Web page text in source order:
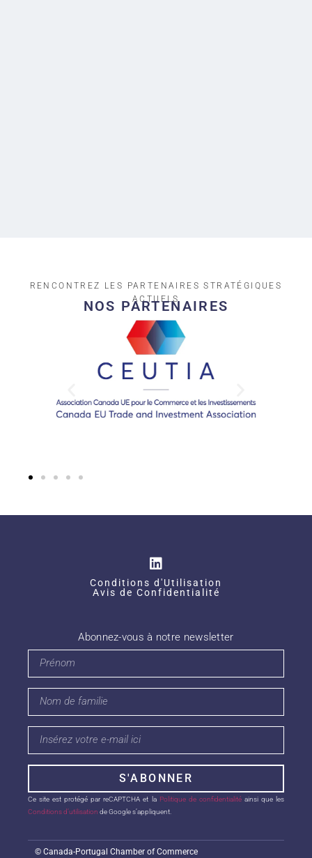
RENCONTREZ LES PARTENAIRES STRATÉGIQUES
ACTUELS​
NOS PARTENAIRES​
Conditions d'Utilisation
Avis de Confidentialité
Abonnez-vous à notre newsletter
S'ABONNER
Ce site est protégé par reCAPTCHA et la Politique de confidentialitéainsi que les
Conditions d’utilisation de Google s’appliquent.
© Canada-Portugal Chamber of Commerce